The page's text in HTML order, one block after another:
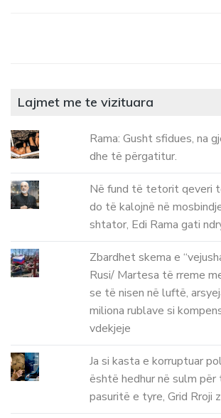
Lajmet me te vizituara
Rama: Gusht sfidues, na
dhe të përgatitur.
Në fund të tetorit qeveri
do të kalojnë në
shtator, Edi Rama gati
Zbardhet skema e
Rusi/ Martesa të rreme
se të nisen në luftë,
miliona rublave si
vdekjeje
Ja si kasta e korruptuar
është hedhur në sulm
pasuritë e tyre, Grid Rroji